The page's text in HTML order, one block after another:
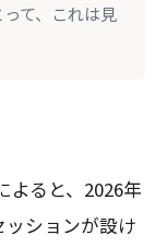
て、これは見
ると、2026年
ションが設け